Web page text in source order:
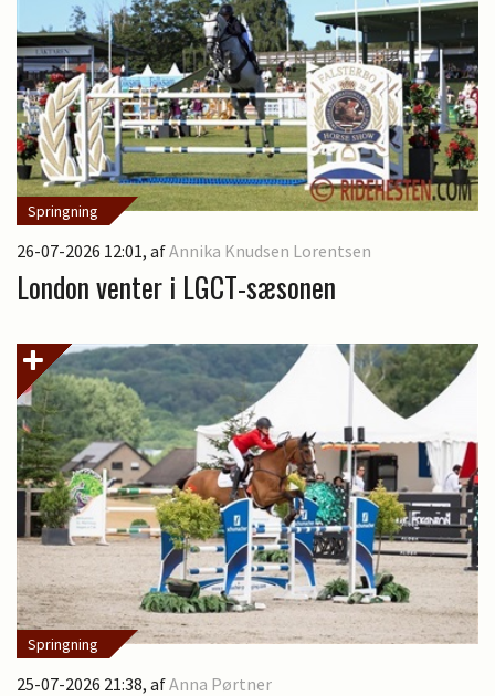
Springning
26-07-2026 12:01, afAnnika Knudsen Lorentsen
London venter i LGCT-sæsonen
Springning
25-07-2026 21:38, afAnna Pørtner